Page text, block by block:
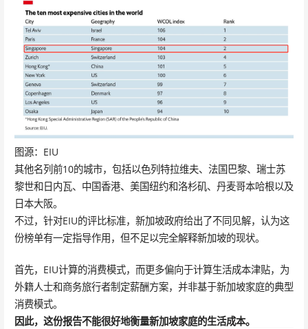
图源：EIU
其他名列前10的城市，包括以色列特拉维夫、法国巴黎、瑞士苏
黎世和日内瓦、中国香港、美国纽约和洛杉矶、丹麦哥本哈根以及
日本大阪。
不过，针对EIU的评比标准，新加坡政府给出了不同见解，认为这
份榜单有一定指导作用，但不足以完全解释新加坡的现状。
首先，EIU计算的消费模式，而更多偏向于计算生活成本津贴，为
外籍人士和商务旅行者制定薪酬方案，并非基于新加坡家庭的典型
消费模式。
因此，这份报告不能很好地衡量新加坡家庭的生活成本。